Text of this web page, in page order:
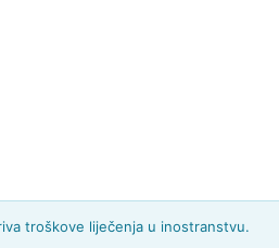
troškove liječenja u inostranstvu.